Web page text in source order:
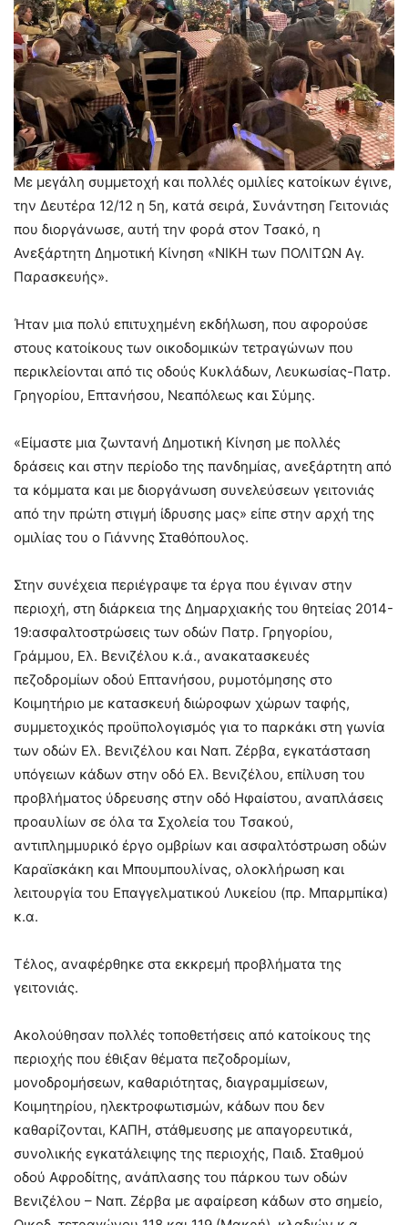
Με μεγάλη συμμετοχή και πολλές ομιλίες κατοίκων έγινε,
την Δευτέρα 12/12 η 5η, κατά σειρά, Συνάντηση Γειτονιάς
που διοργάνωσε, αυτή την φορά στον Τσακό, η
Ανεξάρτητη Δημοτική Κίνηση «ΝΙΚΗ των ΠΟΛΙΤΩΝ Αγ.
Παρασκευής».
Ήταν μια πολύ επιτυχημένη εκδήλωση, που αφορούσε
στους κατοίκους των οικοδομικών τετραγώνων που
περικλείονται από τις οδούς Κυκλάδων, Λευκωσίας-Πατρ.
Γρηγορίου, Επτανήσου, Νεαπόλεως και Σύμης.
«Είμαστε μια ζωντανή Δημοτική Κίνηση με πολλές
δράσεις και στην περίοδο της πανδημίας, ανεξάρτητη από
τα κόμματα και με διοργάνωση συνελεύσεων γειτονιάς
από την πρώτη στιγμή ίδρυσης μας» είπε στην αρχή της
ομιλίας του ο Γιάννης Σταθόπουλος.
Στην συνέχεια περιέγραψε τα έργα που έγιναν στην
περιοχή, στη διάρκεια της Δημαρχιακής του θητείας 2014-
19:ασφαλτοστρώσεις των οδών Πατρ. Γρηγορίου,
Γράμμου, Ελ. Βενιζέλου κ.ά., ανακατασκευές
πεζοδρομίων οδού Επτανήσου, ρυμοτόμησης στο
Κοιμητήριο με κατασκευή διώροφων χώρων ταφής,
συμμετοχικός προϋπολογισμός για το παρκάκι στη γωνία
των οδών Ελ. Βενιζέλου και Ναπ. Ζέρβα, εγκατάσταση
υπόγειων κάδων στην οδό Ελ. Βενιζέλου, επίλυση του
προβλήματος ύδρευσης στην οδό Ηφαίστου, αναπλάσεις
προαυλίων σε όλα τα Σχολεία του Τσακού,
αντιπλημμυρικό έργο ομβρίων και ασφαλτόστρωση οδών
Καραϊσκάκη και Μπουμπουλίνας, ολοκλήρωση και
λειτουργία του Επαγγελματικού Λυκείου (πρ. Μπαρμπίκα)
κ.α.
Τέλος, αναφέρθηκε στα εκκρεμή προβλήματα της
γειτονιάς.
Ακολούθησαν πολλές τοποθετήσεις από κατοίκους της
περιοχής που έθιξαν θέματα πεζοδρομίων,
μονοδρομήσεων, καθαριότητας, διαγραμμίσεων,
Κοιμητηρίου, ηλεκτροφωτισμών, κάδων που δεν
καθαρίζονται, ΚΑΠΗ, στάθμευσης με απαγορευτικά,
συνολικής εγκατάλειψης της περιοχής, Παιδ. Σταθμού
οδού Αφροδίτης, ανάπλασης του πάρκου των οδών
Βενιζέλου – Ναπ. Ζέρβα με αφαίρεση κάδων στο σημείο,